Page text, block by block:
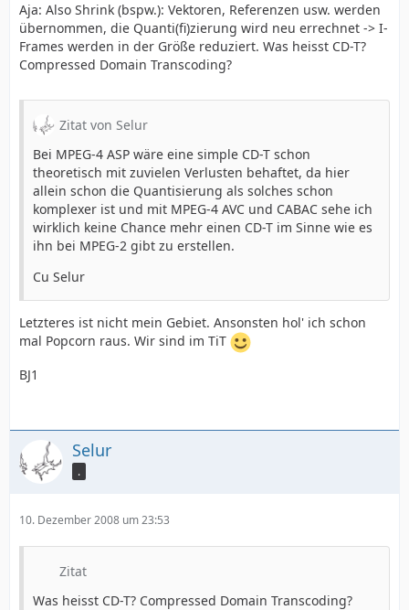
Aja: Also Shrink (bspw.): Vektoren, Referenzen usw. werden
übernommen, die Quanti(fi)zierung wird neu errechnet -> I-
Frames werden in der Größe reduziert. Was heisst CD-T?
Compressed Domain Transcoding?
Zitat von Selur
Bei MPEG-4 ASP wäre eine simple CD-T schon
theoretisch mit zuvielen Verlusten behaftet, da hier
allein schon die Quantisierung als solches schon
komplexer ist und mit MPEG-4 AVC und CABAC sehe ich
wirklich keine Chance mehr einen CD-T im Sinne wie es
ihn bei MPEG-2 gibt zu erstellen.
Cu Selur
Letzteres ist nicht mein Gebiet. Ansonsten hol' ich schon
mal Popcorn raus. Wir sind im TiT
BJ1
Selur
.
10. Dezember 2008 um 23:53
Zitat
Was heisst CD-T? Compressed Domain Transcoding?